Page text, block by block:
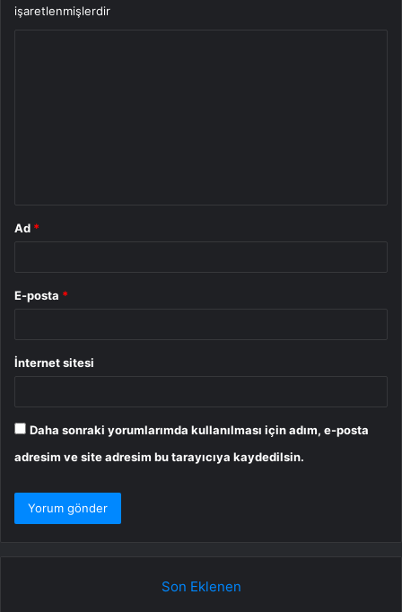
işaretlenmişlerdir
Ad *
E-posta *
İnternet sitesi
Daha sonraki yorumlarımda kullanılması için adım, e-posta
adresim ve site adresim bu tarayıcıya kaydedilsin.
Son Eklenen